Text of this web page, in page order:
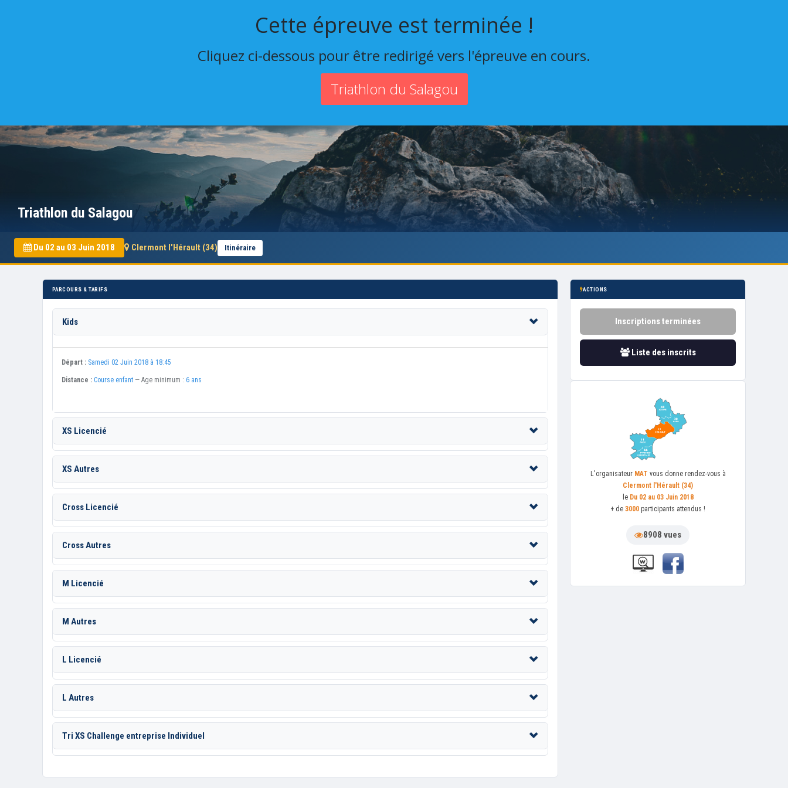
Cette épreuve est terminée !
Cliquez ci-dessous pour être redirigé vers l'épreuve en cours.
Triathlon du Salagou
Triathlon du Salagou
Du 02 au 03 Juin 2018 Clermont l'Hérault (34) Itinéraire
PARCOURS & TARIFS
Kids
Départ : Samedi 02 Juin 2018 à 18:45
Distance : Course enfant — Age minimum : 6 ans
XS Licencié
XS Autres
Cross Licencié
Cross Autres
M Licencié
M Autres
L Licencié
L Autres
Tri XS Challenge entreprise Individuel
ACTIONS
Inscriptions terminées
Liste des inscrits
L'organisateur MAT vous donne rendez-vous à
Clermont l'Hérault (34)
le Du 02 au 03 Juin 2018
+ de 3000 participants attendus !
8908 vues